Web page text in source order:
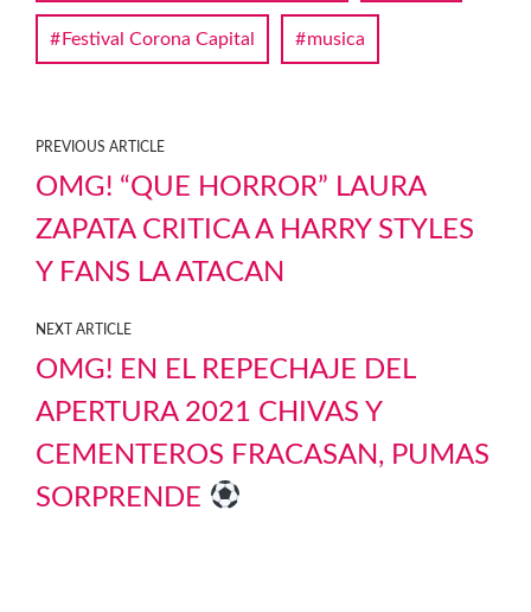
Festival Corona Capital musica
PREVIOUS ARTICLE
OMG! “QUE HORROR” LAURA
ZAPATA CRITICA A HARRY STYLES
Y FANS LA ATACAN
NEXT ARTICLE
OMG! EN EL REPECHAJE DEL
APERTURA 2021 CHIVAS Y
CEMENTEROS FRACASAN, PUMAS
SORPRENDE